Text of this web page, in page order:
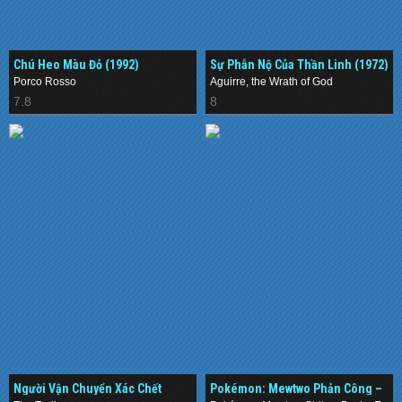
Chú Heo Màu Đỏ (1992)
Porco Rosso
7.8
Sự Phẫn Nộ Của Thần Linh (1972)
Aguirre, the Wrath of God
8
Người Vận Chuyển Xác Chết
Pokémon: Mewtwo Phản Công –